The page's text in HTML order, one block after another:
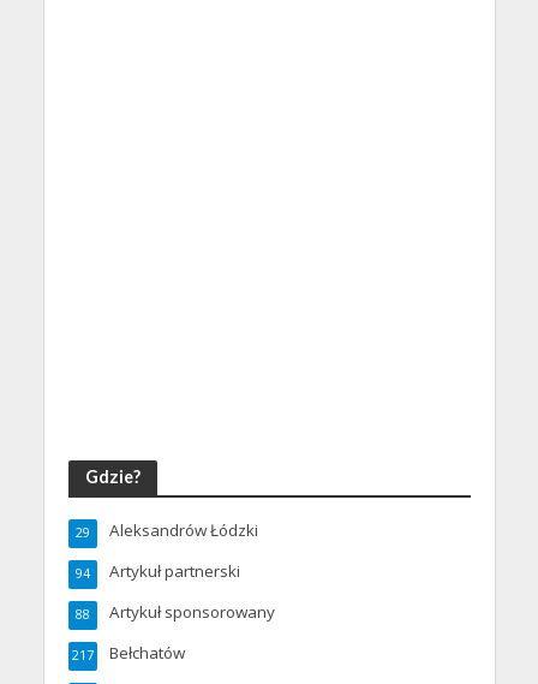
Gdzie?
Aleksandrów Łódzki
29
Artykuł partnerski
94
Artykuł sponsorowany
88
Bełchatów
217